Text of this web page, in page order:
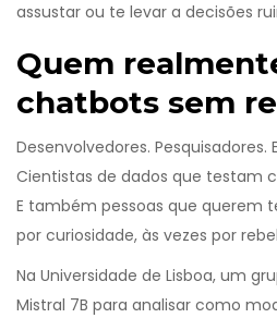
assustar ou te levar a decisões
Quem
chatbots sem
Desenvolvedores.
Cientistas de dados que testam
E também pessoas que querem
por curiosidade, às vezes por
Na Universidade de Lisboa, um
Mistral 7B para analisar como